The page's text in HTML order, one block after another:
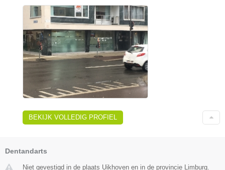
BEKIJK VOLLEDIG PROFIEL
Dentandarts
Niet gevestigd in de plaats Uikhoven en in de provincie Limburg.